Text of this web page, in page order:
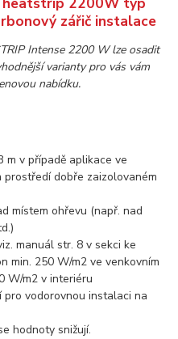
Intense 2200 W lze osadit
varianty pro vás vám
nabídku.
m v případě aplikace ve
dobře zaizolovaném
místem ohřevu (např. nad
manuál str. 8 v sekci ke
min. 250 W/m2 ve venkovním
W/m2 v interiéru
vodorovnou instalaci na
hodnoty snižují.